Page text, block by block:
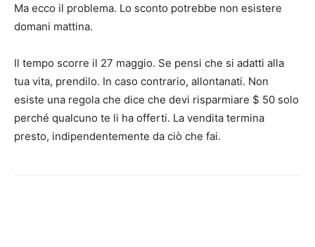
Ma ecco il problema. Lo sconto potrebbe non esistere
domani mattina.
Il tempo scorre il 27 maggio. Se pensi che si adatti alla
tua vita, prendilo. In caso contrario, allontanati. Non
esiste una regola che dice che devi risparmiare $ 50 solo
perché qualcuno te li ha offerti. La vendita termina
presto, indipendentemente da ciò che fai.